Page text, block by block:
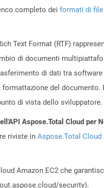
completo dei formati di
Text Format (RTF)
di documenti
di dati tra
del
di vista dello sviluppatore.
Aspose.Total Cloud per
riviste in Aspose.Total
Amazon EC2 che
security).